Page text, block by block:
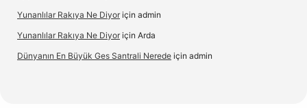
Yunanlılar Rakıya Ne Diyor için admin
Yunanlılar Rakıya Ne Diyor için Arda
Dünyanın En Büyük Ges Santrali Nerede için admin